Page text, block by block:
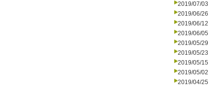
2019/07/03
2019/06/26
2019/06/12
2019/06/05
2019/05/29
2019/05/23
2019/05/15
2019/05/02
2019/04/25